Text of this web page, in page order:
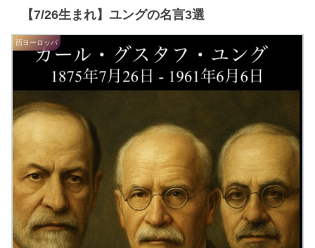
【7/26生まれ】ユングの名言3選
西ヨーロッパ